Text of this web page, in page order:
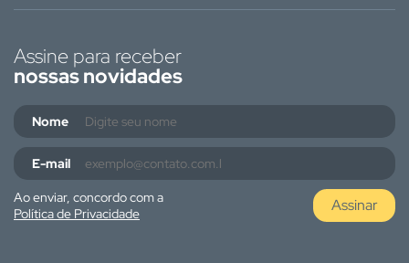
Assine para receber
nossas novidades
Nome
E-mail
Ao enviar, concordo com a
Política de Privacidade
Assinar